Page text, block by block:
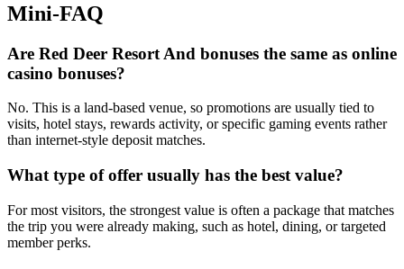
Mini-FAQ
Are Red Deer Resort And bonuses the same as online
casino bonuses?
No. This is a land-based venue, so promotions are usually tied to
visits, hotel stays, rewards activity, or specific gaming events rather
than internet-style deposit matches.
What type of offer usually has the best value?
For most visitors, the strongest value is often a package that matches
the trip you were already making, such as hotel, dining, or targeted
member perks.